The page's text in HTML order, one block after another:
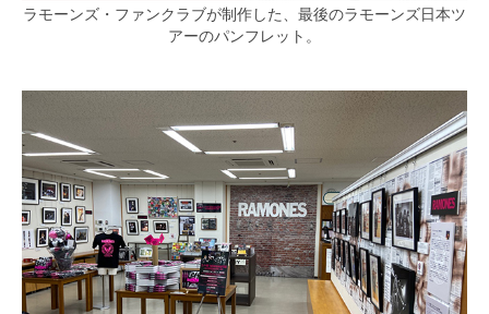
ラモーンズ・ファンクラブが制作した、最後のラモーンズ日本ツ
アーのパンフレット。